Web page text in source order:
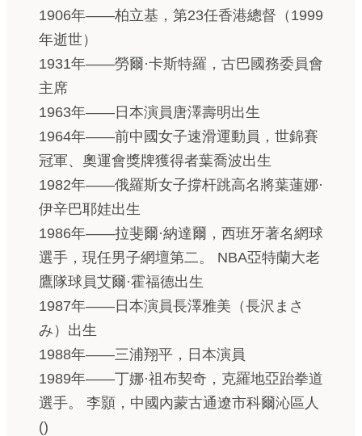
1906年——柏立基，第23任香港總督（1999
年逝世）
1931年——勞爾·卡斯特羅，古巴國務委員會
主席
1963年——日本演員唐澤壽明出生
1964年——前中國女子速滑運動員，世錦賽
冠軍、奧運會獎牌獲得者葉喬波出生
1982年——俄羅斯女子撐杆跳高名將葉蓮娜·
伊辛巴耶娃出生
1986年——拉斐爾·納達爾，西班牙著名網球
選手，現任男子網壇第二。 NBA亞特蘭大老
鷹隊球員艾爾·霍福德出生
1987年——日本演員長澤雅美（長沢まさ
み）出生
1988年——三浦翔平，日本演員
1989年——丁娜·祖布契奇，克羅地亞跆拳道
選手。 李顥，中國內蒙古通遼市科爾沁區人
()